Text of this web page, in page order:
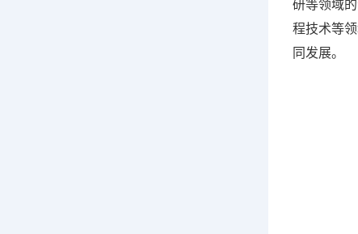
研等领域
程技术等
同发展。